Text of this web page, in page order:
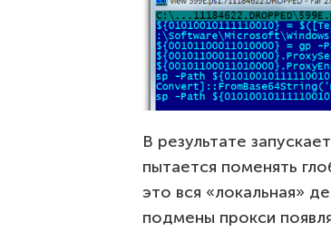
В результате
пытается поменять
это вся «локальная»
подмены прокси